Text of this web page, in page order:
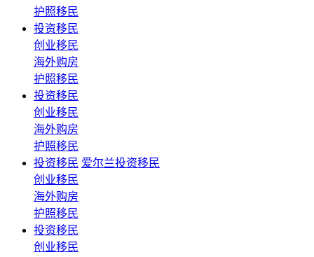
护照移民
投资移民
创业移民
海外购房
护照移民
投资移民
创业移民
海外购房
护照移民
投资移民 爱尔兰投资移民
创业移民
海外购房
护照移民
投资移民
创业移民